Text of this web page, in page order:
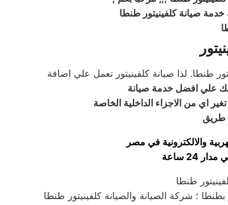
صيانة كلفينيتور طنطا
طنطا. لذا صيانة كلفينيتور تعمل علي اضافة
علي افضل خدمة صيانة
اي من الاجزاء الداخلية الخاصة
طريق
والالكترونية في مصر
ساعة
طنطا
؛ شركة الصيانة والصيانة كلفينيتور طنطا